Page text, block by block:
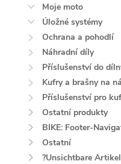
Moje moto
Úložné systémy
Ochrana a pohodlí
Náhradní díly
Příslušenství do
Kufry a brašny na
Příslušenství pro
Ostatní produkty
BIKE: Footer-
Ostatní
?Unsichtbare Artikel